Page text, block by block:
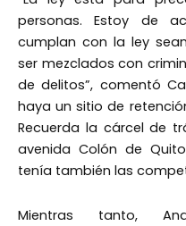
personas. Estoy de
cumplan con la ley
ser mezclados con
de delitos”, comentó
haya un sitio de
Recuerda la cárcel de
avenida Colón de
tenía también las
Mientras tanto,